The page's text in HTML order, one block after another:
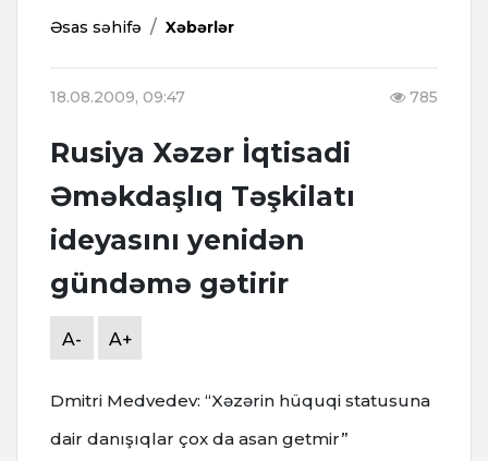
Əsas səhifə Xəbərlər
18.08.2009, 09:47 785
Rusiya Xəzər İqtisadi
Əməkdaşlıq Təşkilatı
ideyasını yenidən
gündəmə gətirir
A- A+
Dmitri Medvedev: “Xəzərin hüquqi statusuna
dair danışıqlar çox da asan getmir”